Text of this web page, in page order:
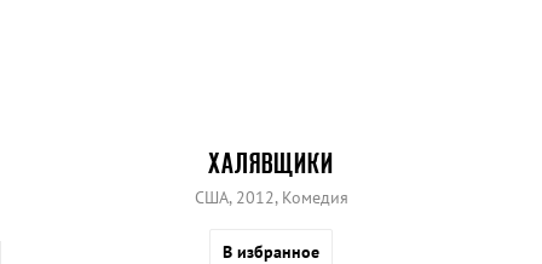
ХАЛЯВЩИКИ
США, 2012, Комедия
В избранное